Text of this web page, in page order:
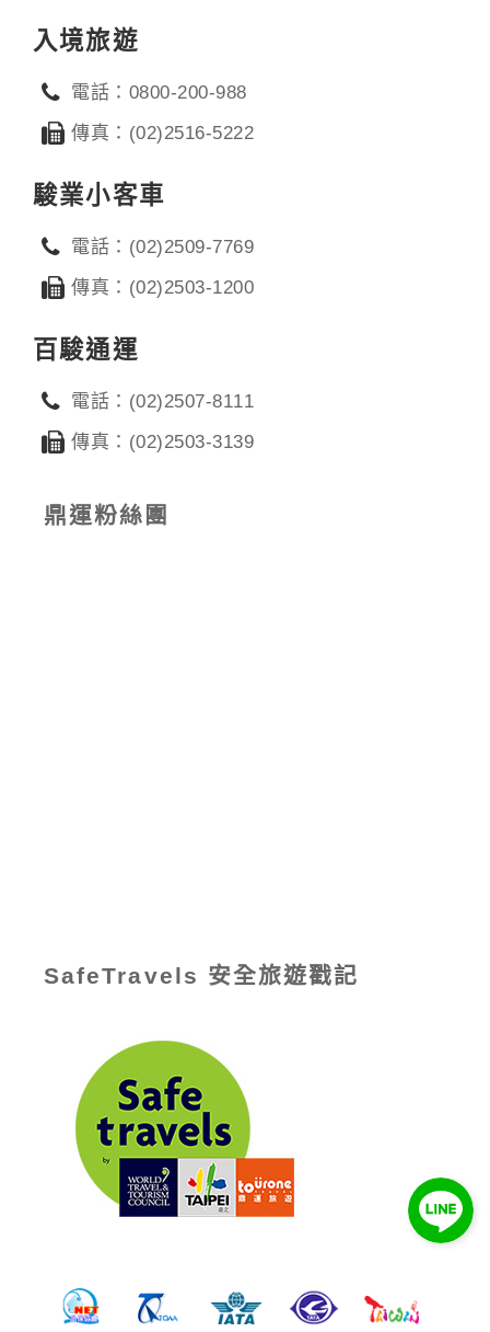
入境旅遊
電話：0800-200-988
傳真：(02)2516-5222
駿業小客車
電話：(02)2509-7769
傳真：(02)2503-1200
百駿通運
電話：(02)2507-8111
傳真：(02)2503-3139
鼎運粉絲團
SafeTravels 安全旅遊戳記